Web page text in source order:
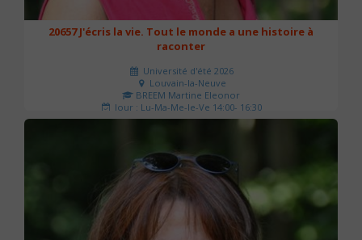
20657 J'écris la vie. Tout le monde a une histoire à
raconter
Université d'été 2026
Louvain-la-Neuve
BREEM Martine Eleonor
Jour : Lu-Ma-Me-Je-Ve 14:00- 16:30
Nombre de séances : 3